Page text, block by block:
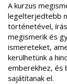
A kurzus
legelterjedtebb
történetével,
megismerik és
ismereteket,
kerülhetünk a
emberekhez, és
sajátítanak el.